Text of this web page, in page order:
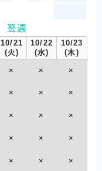
翌週
10/21
(火)
10/22
(水)
10/23
(木)
× × ×
× × ×
× × ×
× × ×
× × ×